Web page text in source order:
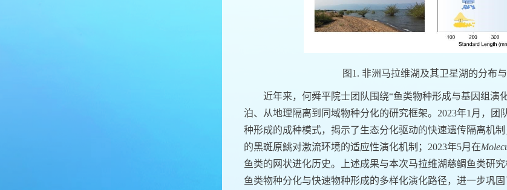
图1. 非洲马拉维湖及其卫星湖的分布与
近年来，何舜平院士团队围绕“鱼类物种形成与基因组演
泊、从地理隔离到同域物种分化的研究框架。2023年1月，团
种形成的成种模式，揭示了生态分化驱动的快速遗传隔离机制
的黑斑原鮡对激流环境的适应性演化机制；2023年5月在
鱼类的网状进化历史。上述成果与本次马拉维湖慈鲷鱼类研
鱼类物种分化与快速物种形成的多样化演化路径，进一步巩